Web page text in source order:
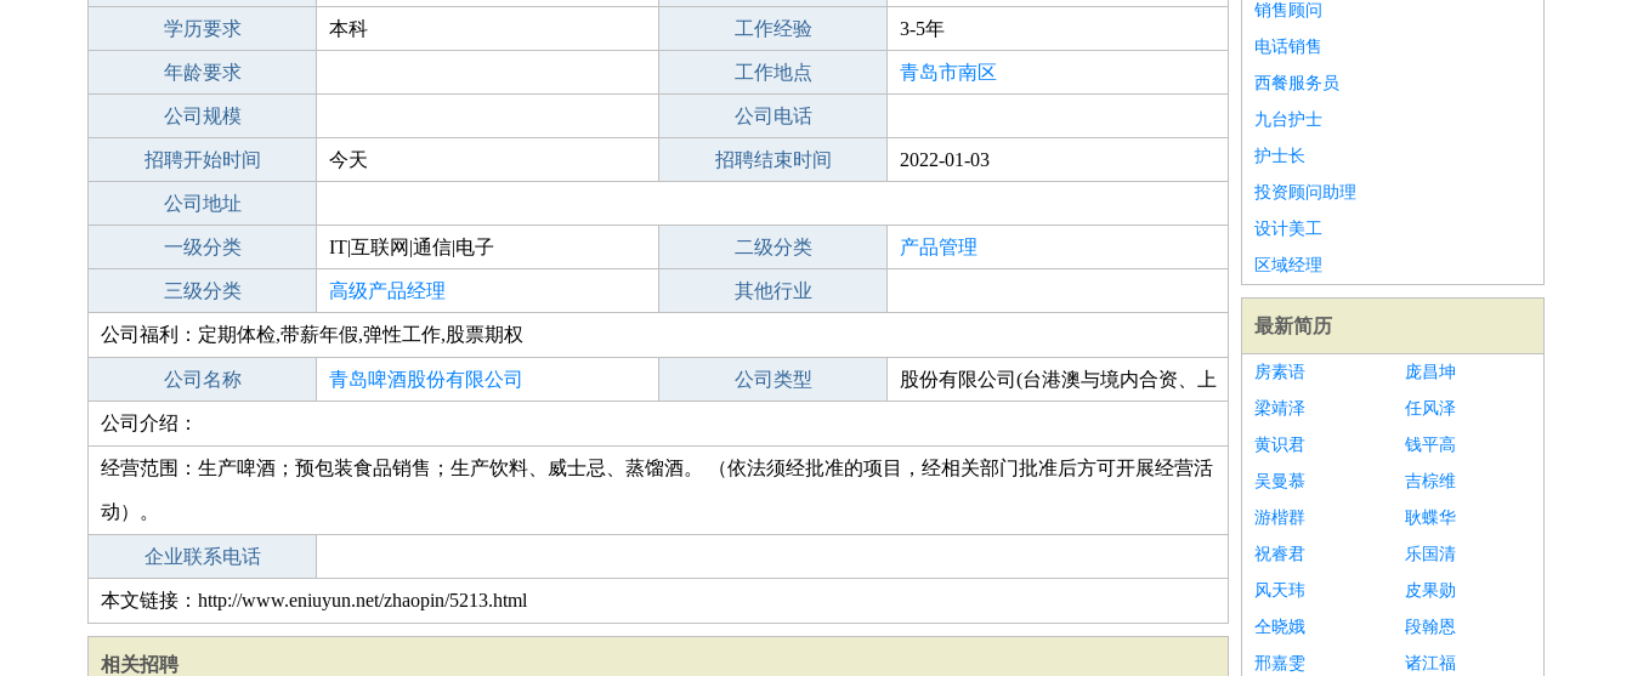
学历要求 本科 工作经验 3-5年
年龄要求 工作地点 青岛市南区
公司规模 公司电话
招聘开始时间 今天 招聘结束时间 2022-01-03
公司地址
一级分类 IT|互联网|通信|电子 二级分类 产品管理
三级分类 高级产品经理 其他行业
公司福利：定期体检,带薪年假,弹性工作,股票期权
公司名称 青岛啤酒股份有限公司 公司类型 股份有限公司(台港澳与境内合资、上
公司介绍：
经营范围：生产啤酒；预包装食品销售；生产饮料、威士忌、蒸馏酒。 （依法须经批准的项目，经相关部门批准后方可开展经营活
动）。
企业联系电话
本文链接：http://www.eniuyun.net/zhaopin/5213.html
相关招聘
销售顾问
电话销售
西餐服务员
九台护士
护士长
投资顾问助理
设计美工
区域经理
最新简历
房素语
庞昌坤
梁靖泽
任风泽
黄识君
钱平高
吴曼慕
吉棕维
游楷群
耿蝶华
祝睿君
乐国清
风天玮
皮果勋
仝晓娥
段翰恩
邢嘉雯
诸江福